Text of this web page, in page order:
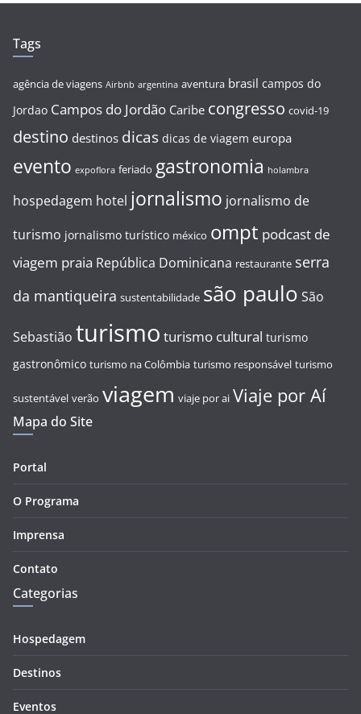
Tags
agência de viagens Airbnb argentina aventura brasil campos do
Jordao Campos do Jordão Caribe congresso covid-19
destino destinos dicas dicas de viagem europa
evento expoflora feriado gastronomia holambra
hospedagem hotel jornalismo jornalismo de
turismo jornalismo turístico méxico ompt podcast de
viagem praia República Dominicana restaurante serra
da mantiqueira sustentabilidade são paulo São
Sebastião turismo turismo cultural turismo
gastronômico turismo na Colômbia turismo responsável turismo
sustentável verão viagem viaje por ai Viaje por Aí
Mapa do Site
Portal
O Programa
Imprensa
Contato
Categorias
Hospedagem
Destinos
Eventos